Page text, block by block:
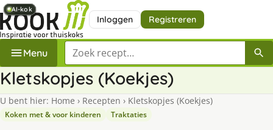
Inloggen Registreren
Menu Zoek een recept
Kletskopjes (Koekjes)
U bent hier: Home › Recepten › Kletskopjes (Koekjes)
Koken met & voor kinderen Traktaties
AI-kok
AI-kok
AI-kok
AI-kok
AI-kok
AI-kok